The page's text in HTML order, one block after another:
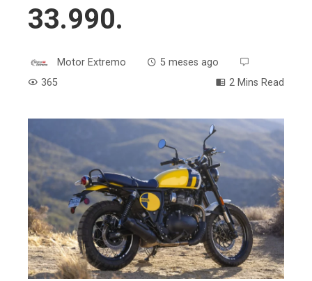
33.990.
Motor Extremo
5 meses ago
365
2 Mins Read